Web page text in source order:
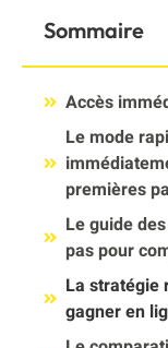
Sommaire
Accès
Le mode
premières
Le guide
pas pour
La stratégie
gagner en